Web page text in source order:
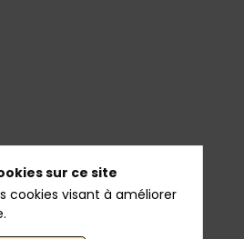
sur ce site
cookies visant à améliorer